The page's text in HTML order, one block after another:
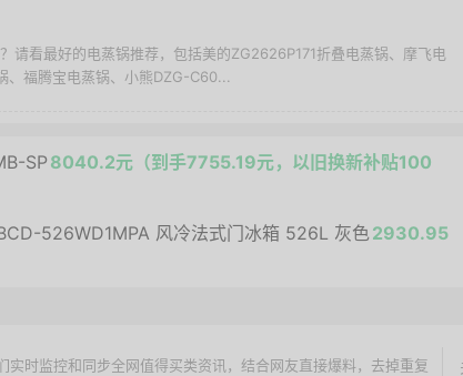
请看最好的电蒸锅推荐，包括美的ZG2626P171折叠电蒸锅、摩飞电
、福腾宝电蒸锅、小熊DZG-C60...
SP 8040.2元（到手7755.19元，以旧换新补贴100
526WD1MPA 风冷法式门冰箱 526L 灰色2930.95
时监控和同步全网值得买类资讯，结合网友直接爆料，去掉重复